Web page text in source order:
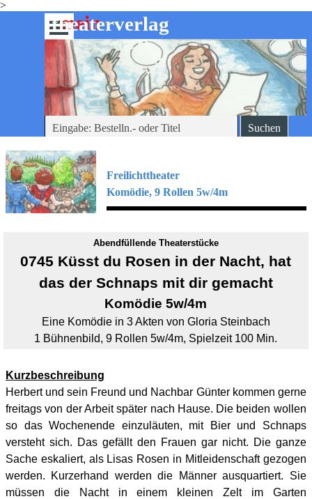
>
Direkt zum Seiteninhalt
-theaterverlag
mein
Menü überspringen
Suchen
Freilichttheater
Komödie, 9 Rollen 5w/4m
Abendfüllende Theaterstücke
0745 Küsst du Rosen in der Nacht, hat
das der Schnaps mit dir gemacht
Komödie 5w/4m
Eine Komödie in 3 Akten von Gloria Steinbach
1 Bühnenbild, 9 Rollen 5w/4m, Spielzeit 100 Min.
Kurzbeschreibung
Herbert und sein Freund und Nachbar Günter kommen gerne
freitags von der Arbeit später nach Hause. Die beiden wollen
so das Wochenende einzuläuten, mit Bier und Schnaps
versteht sich. Das gefällt den Frauen gar nicht. Die ganze
Sache eskaliert, als Lisas Rosen in Mitleidenschaft gezogen
werden. Kurzerhand werden die Männer ausquartiert. Sie
müssen die Nacht in einem kleinen Zelt im Garten